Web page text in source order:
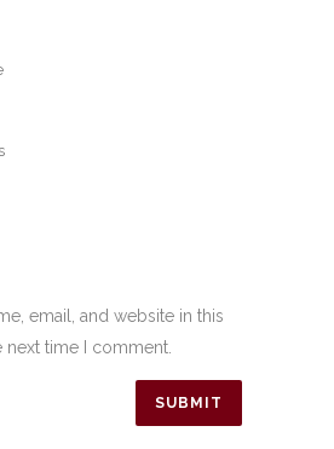
email, and website in this
time I comment.